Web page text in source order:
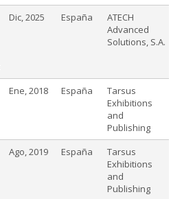
Dic, 2025 España
ATECH
Advanced
Solutions, S.A.
Ene, 2018 España
Tarsus
Exhibitions
and
Publishing
Ago, 2019 España
Tarsus
Exhibitions
and
Publishing